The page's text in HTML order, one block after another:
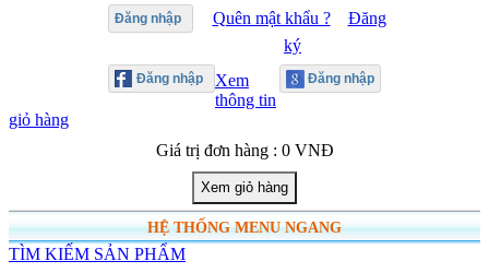
Đăng nhập Quên mật khẩu ?
Đăng
ký
Xem
thông tin
giỏ hàng
Giá trị đơn hàng : 0 VNĐ
HỆ THỐNG MENU NGANG
TÌM KIẾM SẢN PHẨM